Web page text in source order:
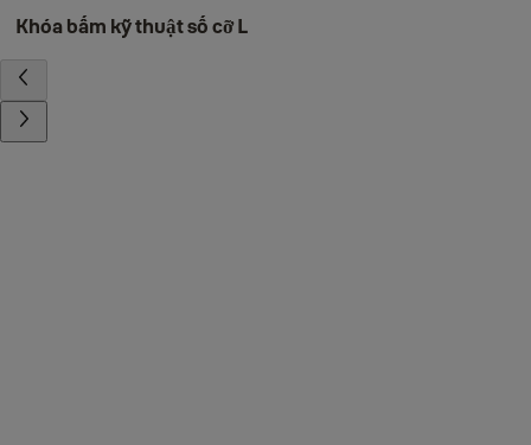
Khóa bấm kỹ thuật số cỡ L